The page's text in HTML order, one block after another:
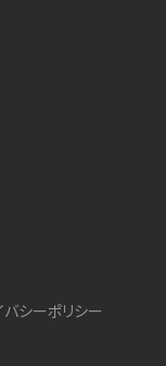
バシーポリシー